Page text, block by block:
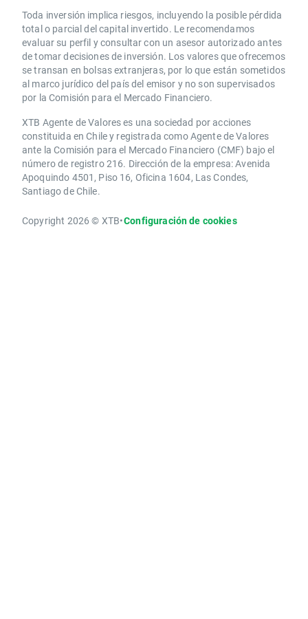
Toda inversión implica riesgos, incluyendo la posible pérdida
total o parcial del capital invertido. Le recomendamos
evaluar su perfil y consultar con un asesor autorizado antes
de tomar decisiones de inversión. Los valores que ofrecemos
se transan en bolsas extranjeras, por lo que están sometidos
al marco jurídico del país del emisor y no son supervisados
por la Comisión para el Mercado Financiero.
XTB Agente de Valores es una sociedad por acciones
constituida en Chile y registrada como Agente de Valores
ante la Comisión para el Mercado Financiero (CMF) bajo el
número de registro 216. Dirección de la empresa: Avenida
Apoquindo 4501, Piso 16, Oficina 1604, Las Condes,
Santiago de Chile.
Copyright 2026 © XTB•Configuración de cookies